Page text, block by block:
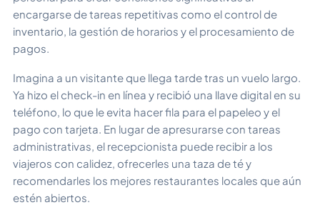
encargarse de tareas repetitivas como el control de
inventario, la gestión de horarios y el procesamiento de
pagos.
Imagina a un visitante que llega tarde tras un vuelo largo.
Ya hizo el check-in en línea y recibió una llave digital en su
teléfono, lo que le evita hacer fila para el papeleo y el
pago con tarjeta. En lugar de apresurarse con tareas
administrativas, el recepcionista puede recibir a los
viajeros con calidez, ofrecerles una taza de té y
recomendarles los mejores restaurantes locales que aún
estén abiertos.